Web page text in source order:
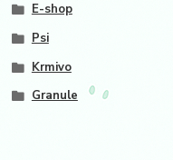
E-shop
Psi
Krmivo
Granule